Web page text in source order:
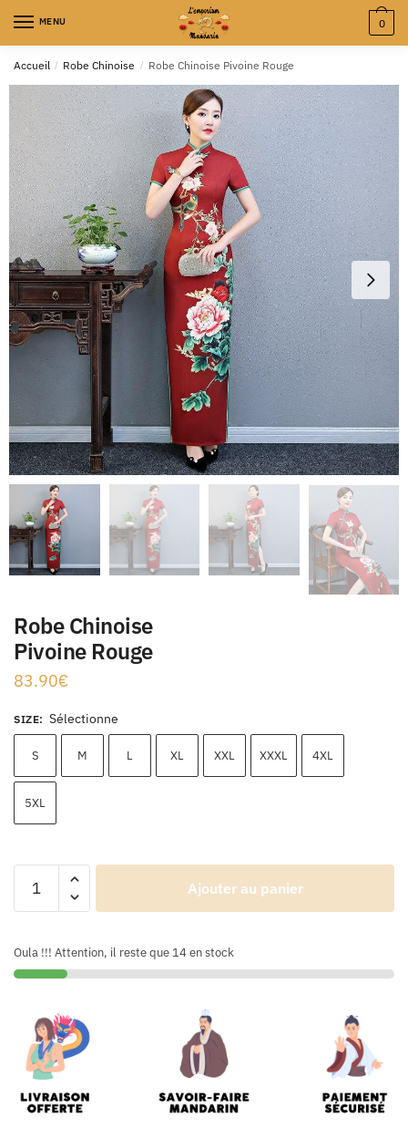
MENU 0
Accueil / Robe Chinoise / Robe Chinoise Pivoine Rouge
Robe Chinoise
Pivoine Rouge
83.90€
SIZE: Sélectionne
S M L XL XXL XXXL 4XL
5XL
Ajouter au panier
Oula !!! Attention, il reste que 14 en stock